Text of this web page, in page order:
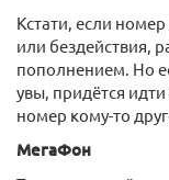
Кстати, если
или бездействия,
пополнением. Но
увы, придётся
номер кому-то
МегаФон